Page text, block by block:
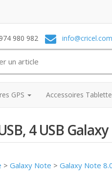
980 982 info@cricel.com
GPS Accessoires
4 USB
> Galaxy Note > Galaxy Note